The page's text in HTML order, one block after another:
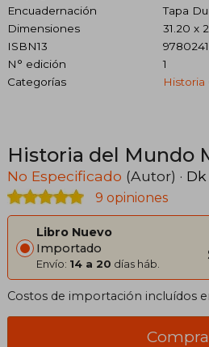
Encuadernación
Tapa
Dimensiones
31.20 x
ISBN13
N° edición
1
Categorías
Historia
Historia del Mundo
No Especificado (Autor) · Dk
9 opiniones
Libro Nuevo
Importado
Envío: 14 a 20 días háb.
Costos de importación incluídos